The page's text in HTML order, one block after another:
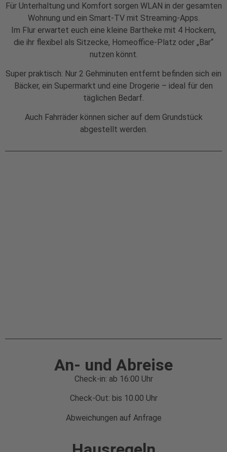
Für Unterhaltung und Komfort sorgen WLAN in der gesamten
Wohnung und ein Smart-TV mit Streaming-Apps.
Im Flur erwartet euch eine kleine Bartheke mit 4 Hockern,
die ihr flexibel als Sitzecke, Homeoffice-Platz oder „Bar“
nutzen könnt.
Super praktisch: Nur 2 Gehminuten entfernt befinden sich ein
Bäcker, ein Supermarkt und eine Drogerie – ideal für den
täglichen Bedarf.
Auch Fahrräder können sicher auf dem Grundstück
abgestellt werden.
An- und Abreise
Check-in: ab 16:00 Uhr
Check-Out: bis 10.00 Uhr
Abweichungen auf Anfrage